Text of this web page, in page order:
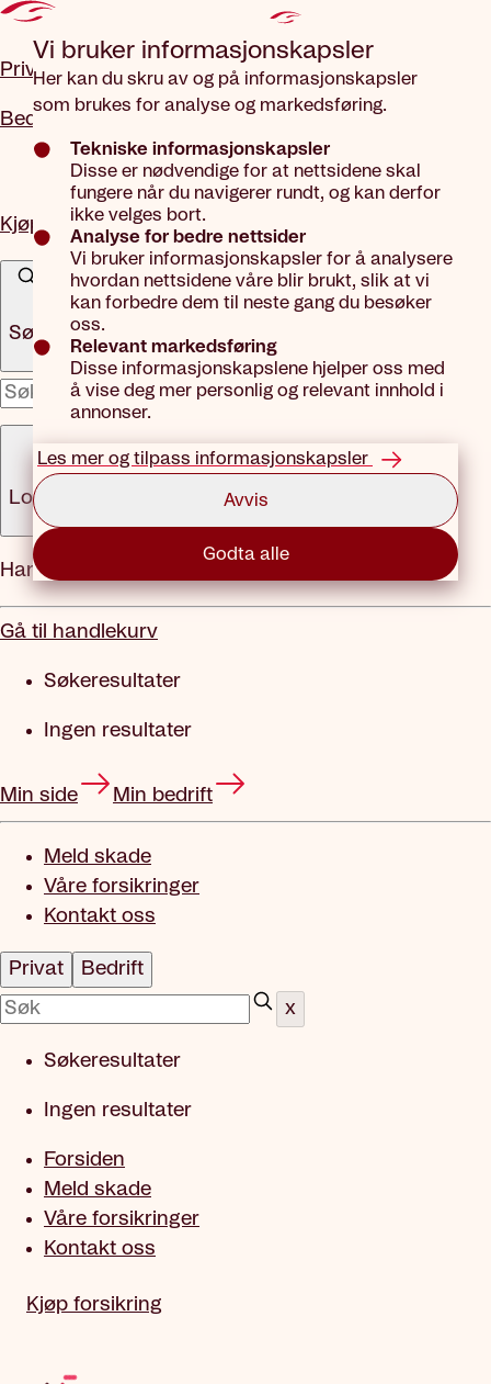
Vi bruker informasjons­kapsler
Her kan du skru av og på informasjonskapsler
som brukes for analyse og markedsføring.
Tekniske informasjonskapsler
Disse er nødvendige for at nettsidene skal
fungere når du navigerer rundt, og kan derfor
ikke velges bort.
Analyse for bedre nettsider
Vi bruker informasjonskapsler for å analysere
hvordan nettsidene våre blir brukt, slik at vi
kan forbedre dem til neste gang du besøker
oss.
Relevant markedsføring
Disse informasjonskapslene hjelper oss med
å vise deg mer personlig og relevant innhold i
annonser.
Les mer og tilpass informasjonskapsler
Avvis
Godta alle
Privat
Bedrift
Kjøp forsikring
Søk
x
Logg inn
Meny
Handlekurv
Gå til handlekurv
Søkeresultater
Ingen resultater
Min side Min bedrift
Meld skade
Våre forsikringer
Kontakt oss
Privat
Bedrift
x
Søkeresultater
Ingen resultater
Forsiden
Meld skade
Våre forsikringer
Kontakt oss
Kjøp forsikring
Nettbutikk hytte